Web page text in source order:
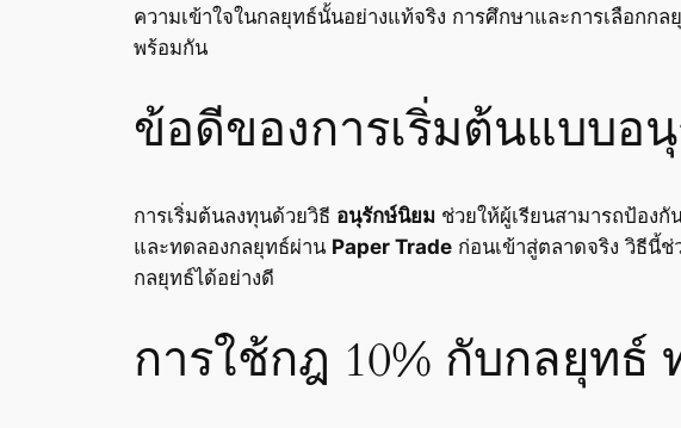
ความเข้าใจในกลยุทธ์นั้นอย่างแท้จริง การศึกษาและการเลือกก
พร้อมกัน
ข้อดีของการเริ่มต้นแบบอ
การเริ่มต้นลงทุนด้วยวิธี อนุรักษ์นิยม ช่วยให้ผู้เรียนสามารถป้อง
และทดลองกลยุทธ์ผ่าน Paper Trade ก่อนเข้าสู่ตลาดจริง วิธีนี้ช่
กลยุทธ์ได้อย่างดี
การใช้กฎ 10% กับกลยุทธ์